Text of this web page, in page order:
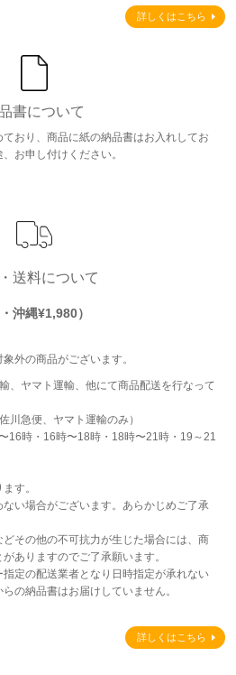
詳しくはこちら
書について
おり、商品に紙の納品書はお入れしてお
お申し付けください。
送料について
沖縄¥1,980）
外の商品がございます。
、ヤマト運輸、他にて商品配送を行なって
川急便、ヤマト運輸のみ）
16時・16時〜18時・18時〜21時・19～21
す。
い場合がございます。あらかじめご了承
その他の不可抗力が生じた場合には、商
ありますのでご了承願います。
定の配送業者となり日時指定が承れない
の納品書はお届けしていません。
詳しくはこちら